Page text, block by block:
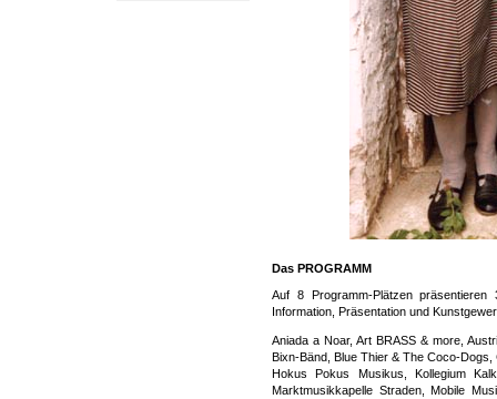
Das PROGRAMM
Auf 8 Programm-Plätzen präsentieren
Information, Präsentation und
Aniada a Noar, Art BRASS & more,
Bixn-Bänd, Blue Thier & The Coco-
Hokus Pokus Musikus, Kollegium
Marktmusikkapelle Straden, Mobile